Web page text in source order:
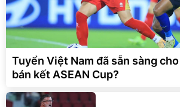
Tuyển Việt Nam đã sẵn sàng
bán kết ASEAN Cup?